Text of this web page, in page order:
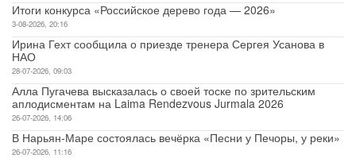
Итоги конкурса «Российское дерево года — 2026»
3-08-2026, 20:16
Ирина Гехт сообщила о приезде тренера Сергея Усанова в
НАО
28-07-2026, 09:03
Алла Пугачева высказалась о своей тоске по зрительским
аплодисментам на Laima Rendezvous Jurmala 2026
26-07-2026, 14:06
В Нарьян-Маре состоялась вечёрка «Песни у Печоры, у реки»
26-07-2026, 11:16